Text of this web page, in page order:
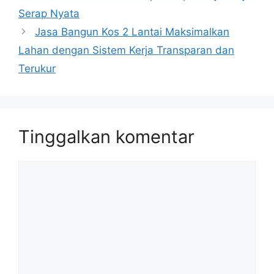
Serap Nyata
Jasa Bangun Kos 2 Lantai Maksimalkan
Lahan dengan Sistem Kerja Transparan dan
Terukur
Tinggalkan komentar